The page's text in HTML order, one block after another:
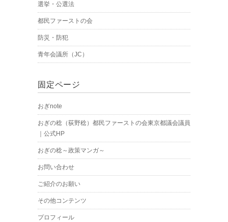
選挙・公選法
都民ファーストの会
防災・防犯
青年会議所（JC）
固定ページ
おぎnote
おぎの稔（荻野稔）都民ファーストの会東京都議会議員
｜公式HP
おぎの稔～政策マンガ～
お問い合わせ
ご紹介のお願い
その他コンテンツ
プロフィール